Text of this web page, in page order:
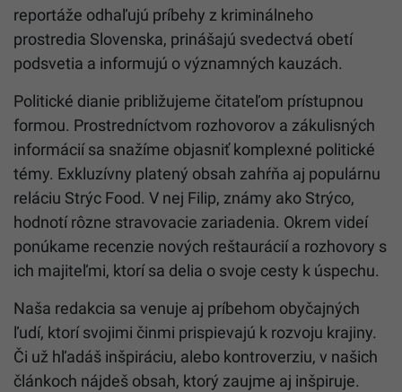
reportáže odhaľujú príbehy z kriminálneho
prostredia Slovenska, prinášajú svedectvá obetí
podsvetia a informujú o významných kauzách.
Politické dianie približujeme čitateľom prístupnou
formou. Prostredníctvom rozhovorov a zákulisných
informácií sa snažíme objasniť komplexné politické
témy. Exkluzívny platený obsah zahŕňa aj populárnu
reláciu Strýc Food. V nej Filip, známy ako Strýco,
hodnotí rôzne stravovacie zariadenia. Okrem videí
ponúkame recenzie nových reštaurácií a rozhovory s
ich majiteľmi, ktorí sa delia o svoje cesty k úspechu.
Naša redakcia sa venuje aj príbehom obyčajných
ľudí, ktorí svojimi činmi prispievajú k rozvoju krajiny.
Či už hľadáš inšpiráciu, alebo kontroverziu, v našich
článkoch nájdeš obsah, ktorý zaujme aj inšpiruje.